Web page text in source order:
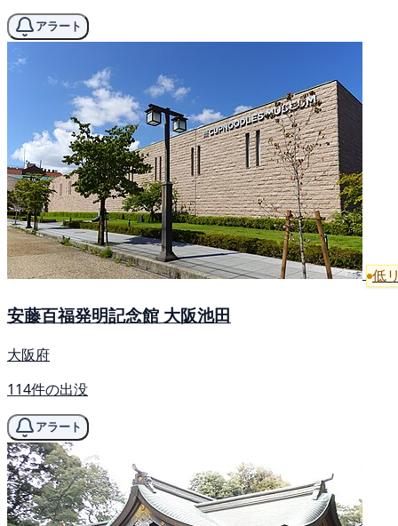
アラート
低
安藤百福発明記念館 大阪池田
大阪府
114件の出没
アラート